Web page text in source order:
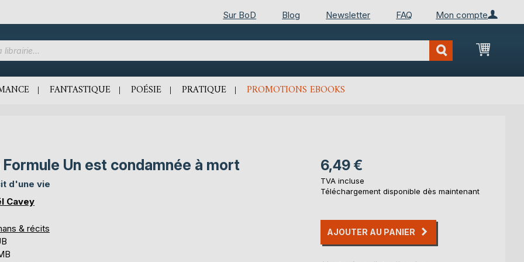
Mon compte
Sur BoD Blog Newsletter FAQ
Mon
FANTASTIQUE POÉSIE PRATIQUE PROMOTIONS EBOOKS
Formule Un est condamnée à mort
d'une vie
Cavey
& récits
6,49 €
TVA incluse
Téléchargement disponible dès maintenant
AJOUTER AU PANIER